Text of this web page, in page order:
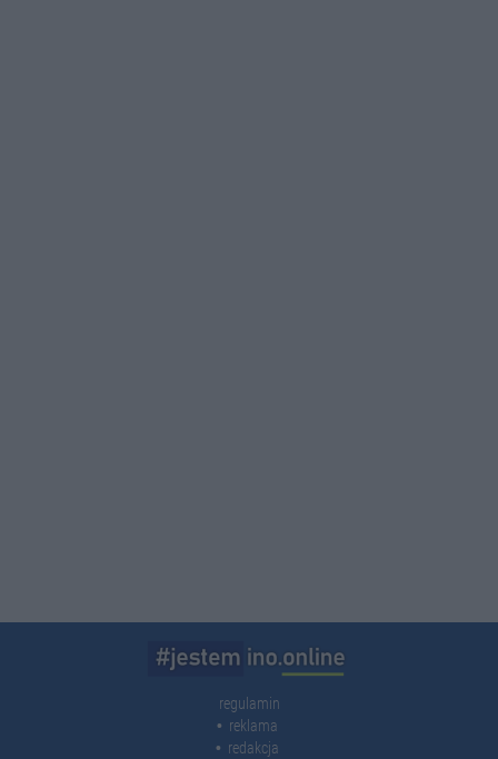
regulamin
reklama
redakcja